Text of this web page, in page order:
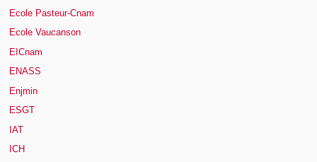
Ecole Pasteur-Cnam
Ecole Vaucanson
EICnam
ENASS
Enjmin
ESGT
IAT
ICH